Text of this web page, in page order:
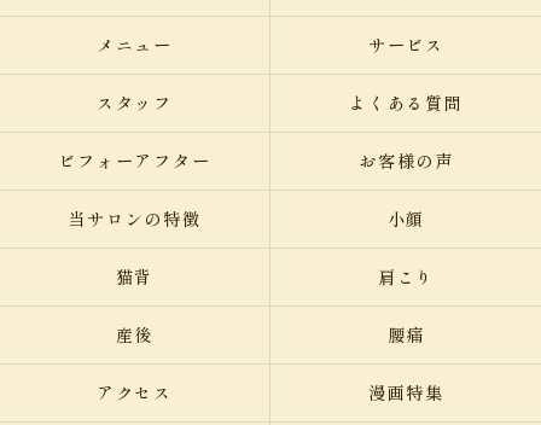
メニュー サービス
スタッフ よくある質問
ビフォーアフター お客様の声
当サロンの特徴 小顔
猫背 肩こり
産後 腰痛
アクセス 漫画特集